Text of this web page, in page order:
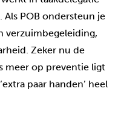
Als POB ondersteun je
verzuimbegeleiding,
Zeker nu de
meer op preventie ligt
paar handen’ heel